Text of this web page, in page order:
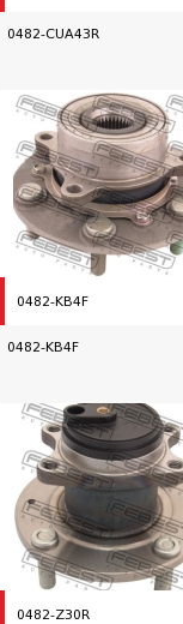
0482-CUA43R
0482-KB4F
0482-KB4F
0482-Z30R